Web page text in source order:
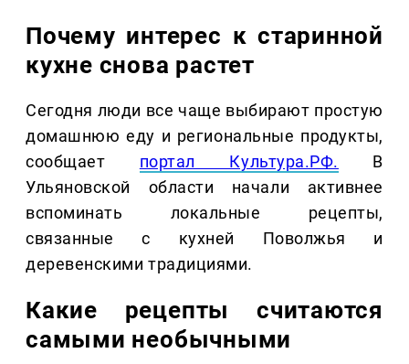
Почему интерес к старинной
кухне снова растет
Сегодня люди все чаще выбирают простую
домашнюю еду и региональные продукты,
сообщает портал Культура.РФ. В
Ульяновской области начали активнее
вспоминать локальные рецепты,
связанные с кухней Поволжья и
деревенскими традициями.
Какие рецепты считаются
самыми необычными